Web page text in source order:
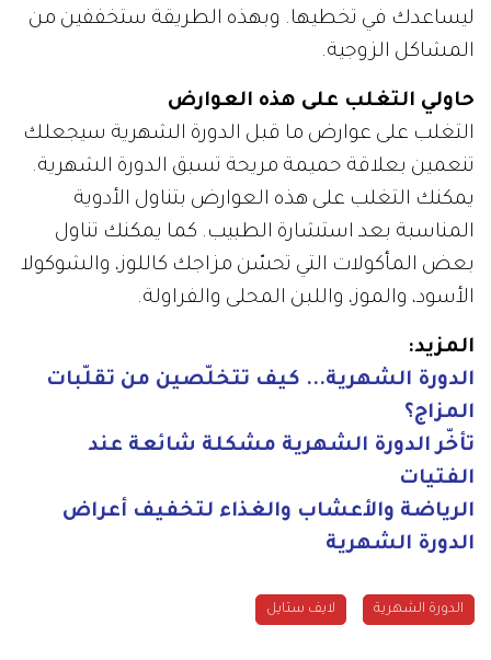
ليساعدك في تخطيها. وبهذه الطريقة ستخففين من
المشاكل الزوجية.
حاولي التغلب على هذه العوارض
التغلب على عوارض ما قبل الدورة الشهرية سيجعلك
تنعمين بعلاقة حميمة مريحة تسبق الدورة الشهرية.
يمكنك التغلب على هذه العوارض بتناول الأدوية
المناسبة بعد استشارة الطبيب. كما يمكنك تناول
بعض المأكولات التي تحسّن مزاجك كاللوز، والشوكولا
الأسود، والموز، واللبن المحلى والفراولة.
المزيد:
الدورة الشهرية... كيف تتخلّصين من تقلّبات
المزاج؟
تأخّر الدورة الشهرية مشكلة شائعة عند
الفتيات
الرياضة والأعشاب والغذاء لتخفيف أعراض
الدورة الشهرية
الدورة الشهرية لايف ستايل